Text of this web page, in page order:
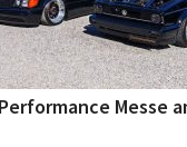
Messe